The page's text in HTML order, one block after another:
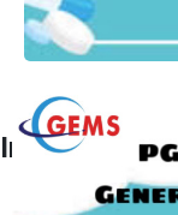
International